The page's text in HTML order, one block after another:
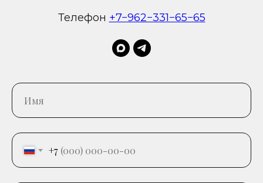
Телефон +7−962−331−65−65
+7